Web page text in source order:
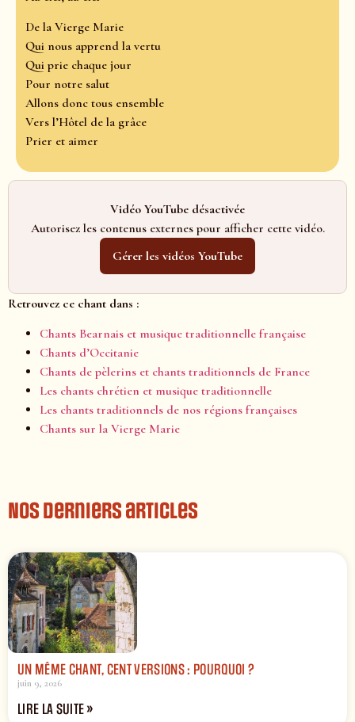
De la Vierge Marie
Qui nous apprend la vertu
Qui prie chaque jour
Pour notre salut
Allons donc tous ensemble
Vers l’Hôtel de la grâce
Prier et aimer
Vidéo YouTube désactivée
Autorisez les contenus externes pour afficher cette vidéo.
Gérer les vidéos YouTube
Retrouvez ce chant dans :
Chants Bearnais et musique traditionnelle française
Chants d’Occitanie
Chants de pèlerins et chants traditionnels de France
Les chants chrétien et musique traditionnelle
Les chants traditionnels de nos régions françaises
Chants sur la Vierge Marie
Nos derniers articles
UN MÊME CHANT, CENT VERSIONS : POURQUOI ?
juin 9, 2026
LIRE LA SUITE »